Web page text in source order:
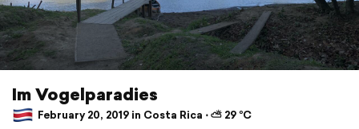
Im Vogelparadies
February 20, 2019 in Costa Rica ⋅ ⛅ 29 °C